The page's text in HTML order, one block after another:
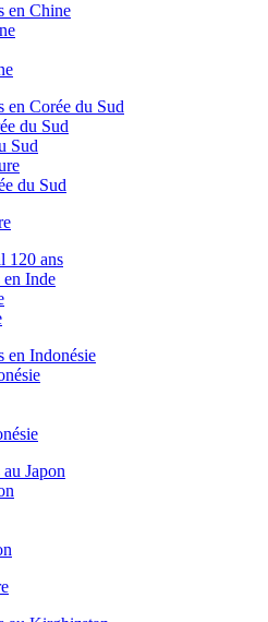
en Chine
en Corée du Sud
du Sud
Sud
du Sud
120 ans
en Inde
en Indonésie
Japon